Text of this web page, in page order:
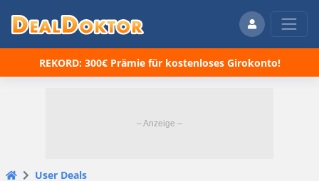
REKORD: 300€ Prämie für kostenloses Girokonto!
User Deals